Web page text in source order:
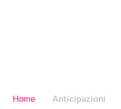
Home Anticipazioni